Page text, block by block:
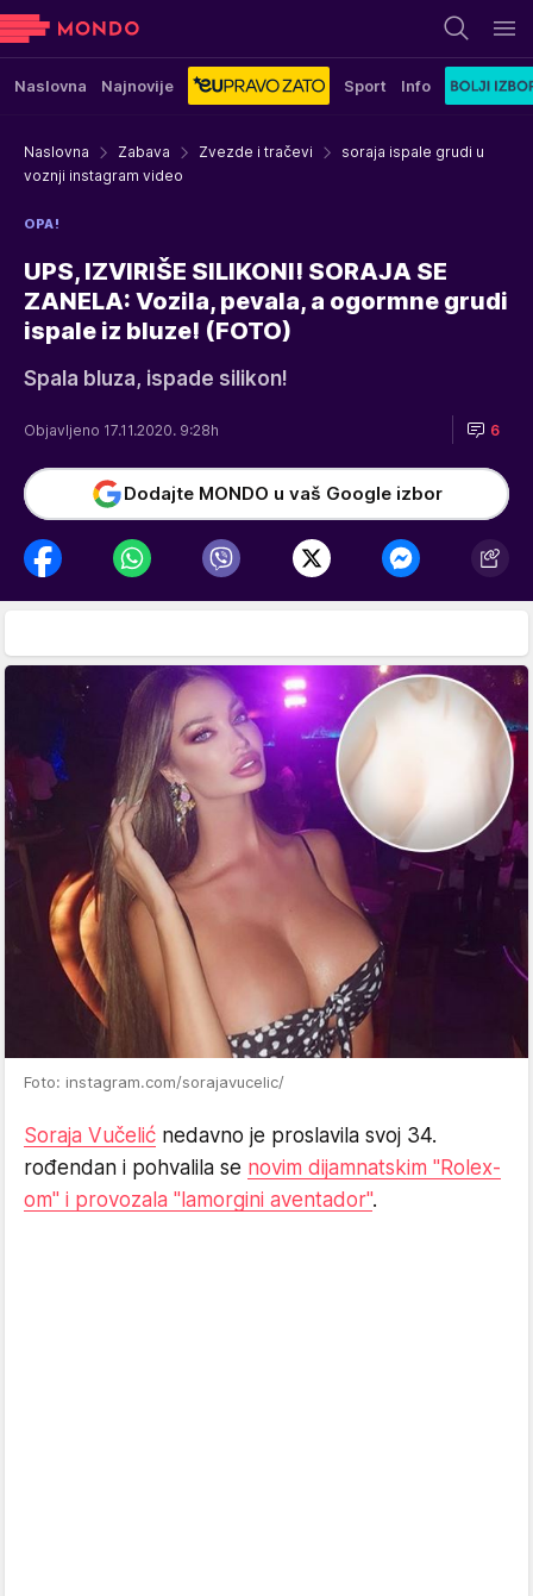
Naslovna Najnovije Sport Info
Naslovna Zabava Zvezde i tračevi
soraja ispale grudi u
voznji instagram video
OPA!
UPS, IZVIRIŠE SILIKONI! SORAJA SE
ZANELA: Vozila, pevala, a ogormne grudi
ispale iz bluze! (FOTO)
Spala bluza, ispade silikon!
Objavljeno 17.11.2020. 9:28h 6
Dodajte MONDO u vaš Google izbor
Foto: instagram.com/sorajavucelic/
Soraja Vučelić nedavno je proslavila svoj 34.
rođendan i pohvalila se novim dijamnatskim "Rolex-
om" i provozala "lamorgini aventador".